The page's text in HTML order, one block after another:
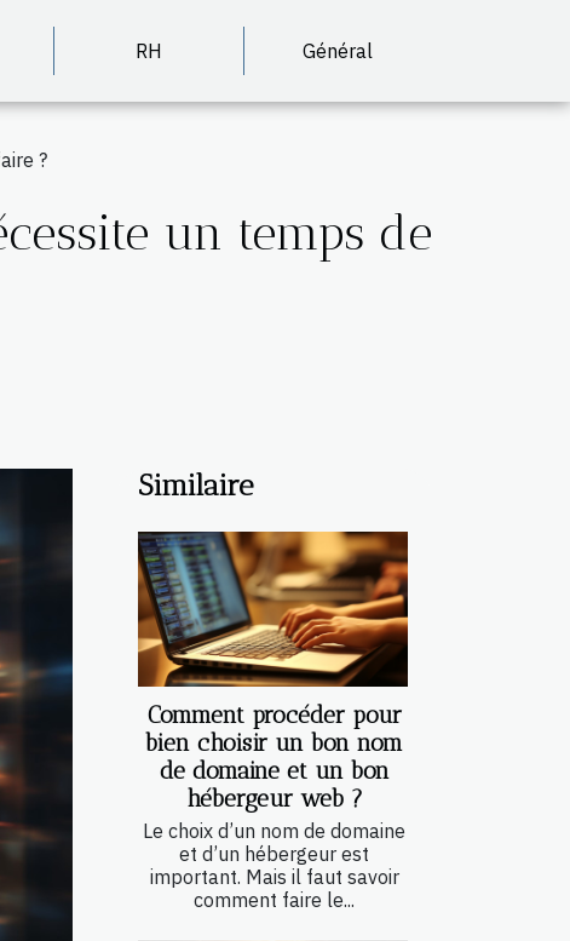
RH Général
?
un temps de
Similaire
Comment procéder pour
bien choisir un bon nom
de domaine et un bon
hébergeur web ?
Le choix d’un nom de domaine
et d’un hébergeur est
important. Mais il faut savoir
comment faire le...